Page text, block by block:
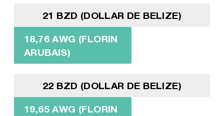
21 BZD (DOLLAR DE BELIZE)
18,76 AWG (FLORIN
ARUBAIS)
22 BZD (DOLLAR DE BELIZE)
19,65 AWG (FLORIN